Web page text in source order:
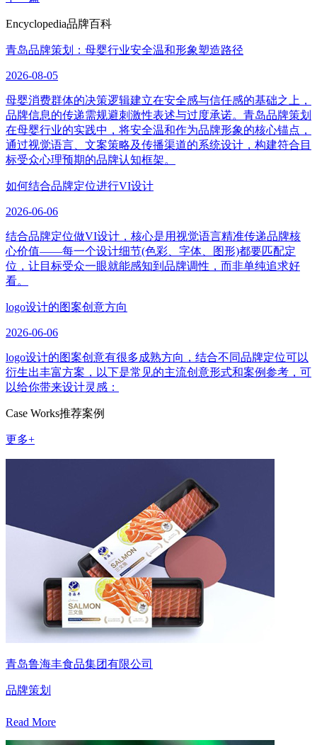
Encyclopedia品牌百科
青岛品牌策划：母婴行业安全温和形象塑造路径
2026-08-05
母婴消费群体的决策逻辑建立在安全感与信任感的基础之上，
品牌信息的传递需规避刺激性表述与过度承诺。青岛品牌策划
在母婴行业的实践中，将安全温和作为品牌形象的核心锚点，
通过视觉语言、文案策略及传播渠道的系统设计，构建符合目
标受众心理预期的品牌认知框架。
如何结合品牌定位进行VI设计
2026-06-06
结合品牌定位做VI设计，核心是用视觉语言精准传递品牌核
心价值——每一个设计细节(色彩、字体、图形)都要匹配定
位，让目标受众一眼就能感知到品牌调性，而非单纯追求好
看。
logo设计的图案创意方向
2026-06-06
logo设计的图案创意有很多成熟方向，结合不同品牌定位可以
衍生出丰富方案，以下是常见的主流创意形式和案例参考，可
以给你带来设计灵感：
Case Works推荐案例
更多+
青岛鲁海丰食品集团有限公司
品牌策划
Read More